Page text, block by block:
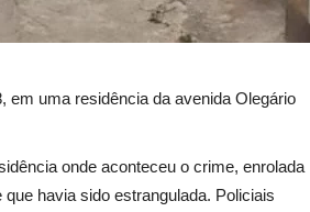
em uma residência da avenida Olegário
onde aconteceu o crime, enrolada
havia sido estrangulada. Policiais